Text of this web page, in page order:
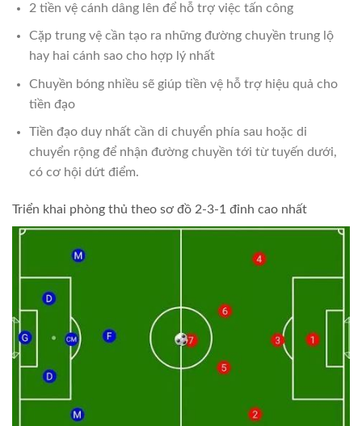
2 tiền vệ cánh dâng lên để hỗ trợ việc tấn công
Cặp trung vệ cần tạo ra những đường chuyền trung lộ
hay hai cánh sao cho hợp lý nhất
Chuyền bóng nhiều sẽ giúp tiền vệ hỗ trợ hiệu quả cho
tiền đạo
Tiền đạo duy nhất cần di chuyển phía sau hoặc di
chuyển rộng để nhận đường chuyền tới từ tuyến dưới,
có cơ hội dứt điểm.
Triển khai phòng thủ theo sơ đồ 2-3-1 đỉnh cao nhất